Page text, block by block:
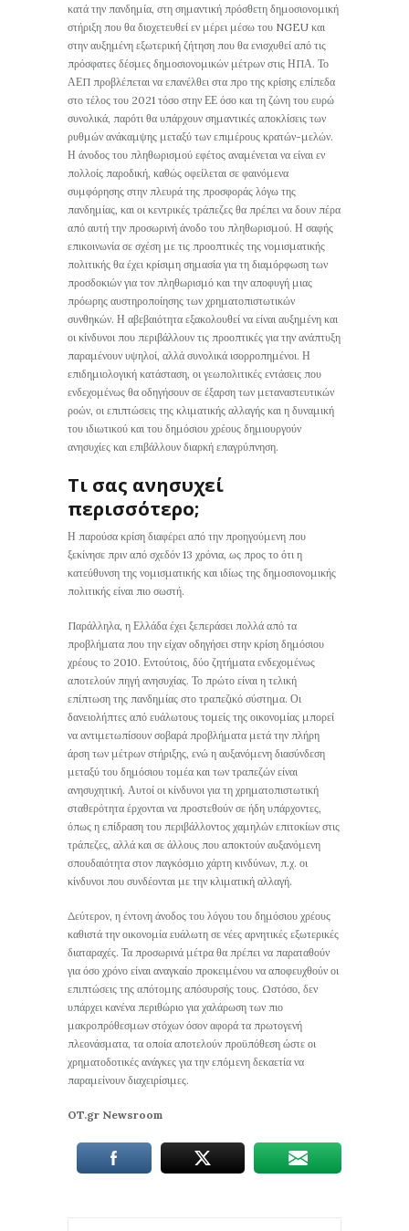
κατά την πανδημία, στη σημαντική πρόσθετη δημοσιονομική
στήριξη που θα διοχετευθεί εν μέρει μέσω του NGEU και
στην αυξημένη εξωτερική ζήτηση που θα ενισχυθεί από τις
πρόσφατες δέσμες δημοσιονομικών μέτρων στις ΗΠΑ. Το
ΑΕΠ προβλέπεται να επανέλθει στα προ της κρίσης επίπεδα
στο τέλος του 2021 τόσο στην ΕΕ όσο και τη ζώνη του ευρώ
συνολικά, παρότι θα υπάρχουν σημαντικές αποκλίσεις των
ρυθμών ανάκαμψης μεταξύ των επιμέρους κρατών-μελών.
Η άνοδος του πληθωρισμού εφέτος αναμένεται να είναι εν
πολλοίς παροδική, καθώς οφείλεται σε φαινόμενα
συμφόρησης στην πλευρά της προσφοράς λόγω της
πανδημίας, και οι κεντρικές τράπεζες θα πρέπει να δουν πέρα
από αυτή την προσωρινή άνοδο του πληθωρισμού. Η σαφής
επικοινωνία σε σχέση με τις προοπτικές της νομισματικής
πολιτικής θα έχει κρίσιμη σημασία για τη διαμόρφωση των
προσδοκιών για τον πληθωρισμό και την αποφυγή μιας
πρόωρης αυστηροποίησης των χρηματοπιστωτικών
συνθηκών. Η αβεβαιότητα εξακολουθεί να είναι αυξημένη και
οι κίνδυνοι που περιβάλλουν τις προοπτικές για την ανάπτυξη
παραμένουν υψηλοί, αλλά συνολικά ισορροπημένοι. Η
επιδημιολογική κατάσταση, οι γεωπολιτικές εντάσεις που
ενδεχομένως θα οδηγήσουν σε έξαρση των μεταναστευτικών
ροών, οι επιπτώσεις της κλιματικής αλλαγής και η δυναμική
του ιδιωτικού και του δημόσιου χρέους δημιουργούν
ανησυχίες και επιβάλλουν διαρκή επαγρύπνηση.
Τι σας ανησυχεί
περισσότερο;
Η παρούσα κρίση διαφέρει από την προηγούμενη που
ξεκίνησε πριν από σχεδόν 13 χρόνια, ως προς το ότι η
κατεύθυνση της νομισματικής και ιδίως της δημοσιονομικής
πολιτικής είναι πιο σωστή.
Παράλληλα, η Ελλάδα έχει ξεπεράσει πολλά από τα
προβλήματα που την είχαν οδηγήσει στην κρίση δημόσιου
χρέους το 2010. Εντούτοις, δύο ζητήματα ενδεχομένως
αποτελούν πηγή ανησυχίας. Το πρώτο είναι η τελική
επίπτωση της πανδημίας στο τραπεζικό σύστημα. Οι
δανειολήπτες από ευάλωτους τομείς της οικονομίας μπορεί
να αντιμετωπίσουν σοβαρά προβλήματα μετά την πλήρη
άρση των μέτρων στήριξης, ενώ η αυξανόμενη διασύνδεση
μεταξύ του δημόσιου τομέα και των τραπεζών είναι
ανησυχητική. Αυτοί οι κίνδυνοι για τη χρηματοπιστωτική
σταθερότητα έρχονται να προστεθούν σε ήδη υπάρχοντες,
όπως η επίδραση του περιβάλλοντος χαμηλών επιτοκίων στις
τράπεζες, αλλά και σε άλλους που αποκτούν αυξανόμενη
σπουδαιότητα στον παγκόσμιο χάρτη κινδύνων, π.χ. οι
κίνδυνοι που συνδέονται με την κλιματική αλλαγή.
Δεύτερον, η έντονη άνοδος του λόγου του δημόσιου χρέους
καθιστά την οικονομία ευάλωτη σε νέες αρνητικές εξωτερικές
διαταραχές. Τα προσωρινά μέτρα θα πρέπει να παραταθούν
για όσο χρόνο είναι αναγκαίο προκειμένου να αποφευχθούν οι
επιπτώσεις της απότομης απόσυρσής τους. Ωστόσο, δεν
υπάρχει κανένα περιθώριο για χαλάρωση των πιο
μακροπρόθεσμων στόχων όσον αφορά τα πρωτογενή
πλεονάσματα, τα οποία αποτελούν προϋπόθεση ώστε οι
χρηματοδοτικές ανάγκες για την επόμενη δεκαετία να
παραμείνουν διαχειρίσιμες.
OT.gr Newsroom